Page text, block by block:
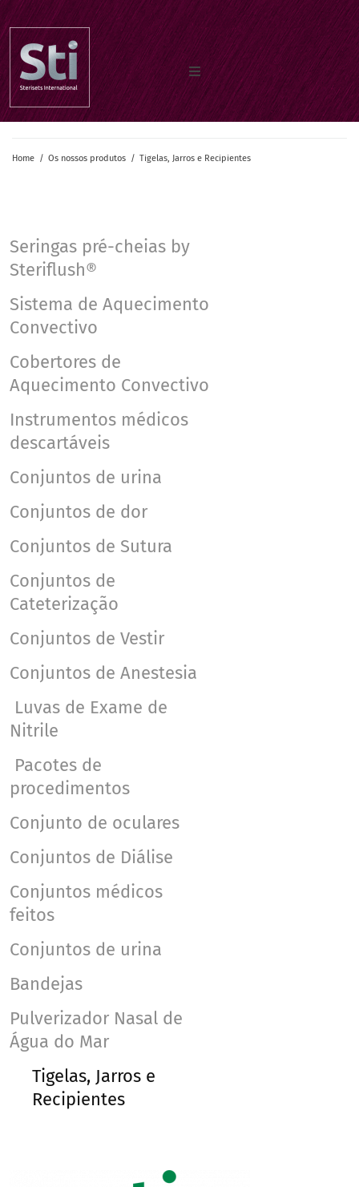
Home
Sobre nos
Home / Os nossos produtos / Tigelas, Jarros e Recipientes
Seringas pré-cheias by
Steriflush®
Sistema de Aquecimento
Convectivo
Cobertores de
Aquecimento Convectivo
Instrumentos médicos
descartáveis
Conjuntos de urina
Conjuntos de dor
Conjuntos de Sutura
Conjuntos de
Cateterização
Conjuntos de Vestir
Conjuntos de Anestesia
Luvas de Exame de
Nitrile
Pacotes de
procedimentos
Conjunto de oculares
Conjuntos de Diálise
Conjuntos médicos
feitos
Conjuntos de urina
Bandejas
Pulverizador Nasal de
Água do Mar
Tigelas, Jarros e
Recipientes